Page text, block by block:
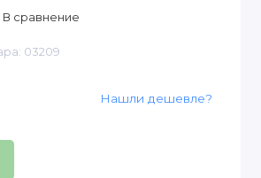
03209
Нашли дешевле?
В сравнение